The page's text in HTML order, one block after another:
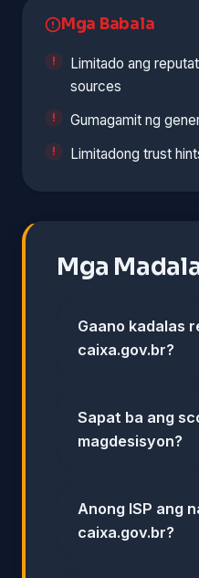
Mga Babala
Limitado ang
sources
Gumagamit ng
Limitadong trust
Mga
Gaano kadalas
caixa.gov.br?
Sapat ba ang
magdesisyon?
Anong ISP ang
caixa.gov.br?